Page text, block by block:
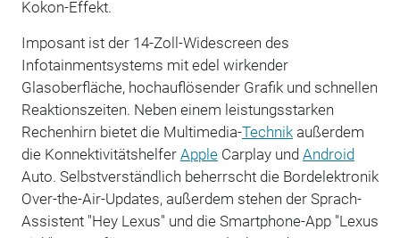
Kokon-Effekt.
Imposant ist der 14-Zoll-Widescreen des
Infotainmentsystems mit edel wirkender
Glasoberfläche, hochauflösender Grafik und schnellen
Reaktionszeiten. Neben einem leistungsstarken
Rechenhirn bietet die Multimedia-Technikaußerdem
die Konnektivitätshelfer AppleCarplay und Android
Auto. Selbstverständlich beherrscht die Bordelektronik
Over-the-Air-Updates, außerdem stehen der Sprach-
Assistent "Hey Lexus" und die Smartphone-App "Lexus